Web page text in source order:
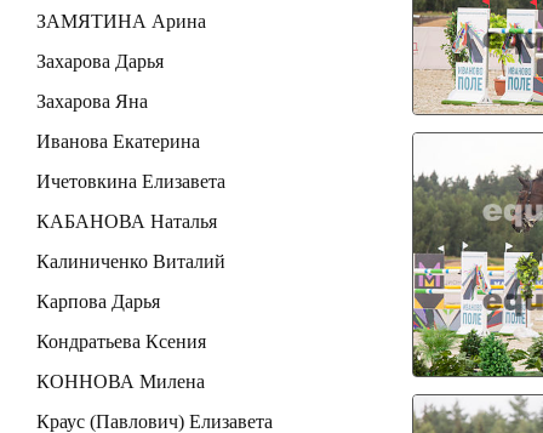
ЗАМЯТИНА Арина
Захарова Дарья
Захарова Яна
Иванова Екатерина
Ичетовкина Елизавета
КАБАНОВА Наталья
Калиниченко Виталий
Карпова Дарья
Кондратьева Ксения
КОННОВА Милена
Краус (Павлович) Елизавета